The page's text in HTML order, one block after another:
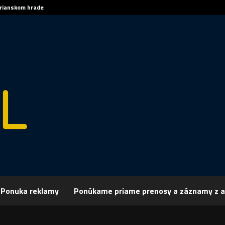
hrade
Ponuka reklamy Ponúkame priame prenosy a záznamy z
Archív Šport ŠPORT, ATLETIKA – Volko je vo forme